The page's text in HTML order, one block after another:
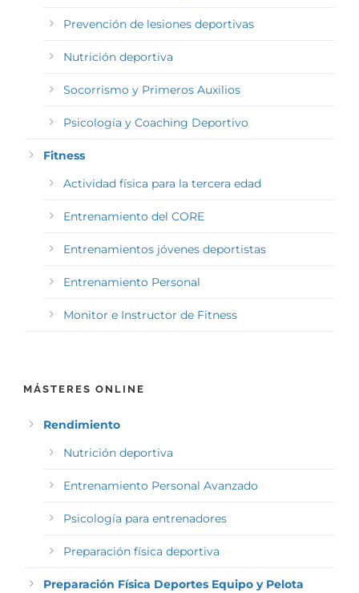
Prevención de lesiones deportivas
Nutrición deportiva
Socorrismo y Primeros Auxilios
Psicología y Coaching Deportivo
Fitness
Actividad física para la tercera edad
Entrenamiento del CORE
Entrenamientos jóvenes deportistas
Entrenamiento Personal
Monitor e Instructor de Fitness
MÁSTERES ONLINE
Rendimiento
Nutrición deportiva
Entrenamiento Personal Avanzado
Psicología para entrenadores
Preparación física deportiva
Preparación Física Deportes Equipo y Pelota